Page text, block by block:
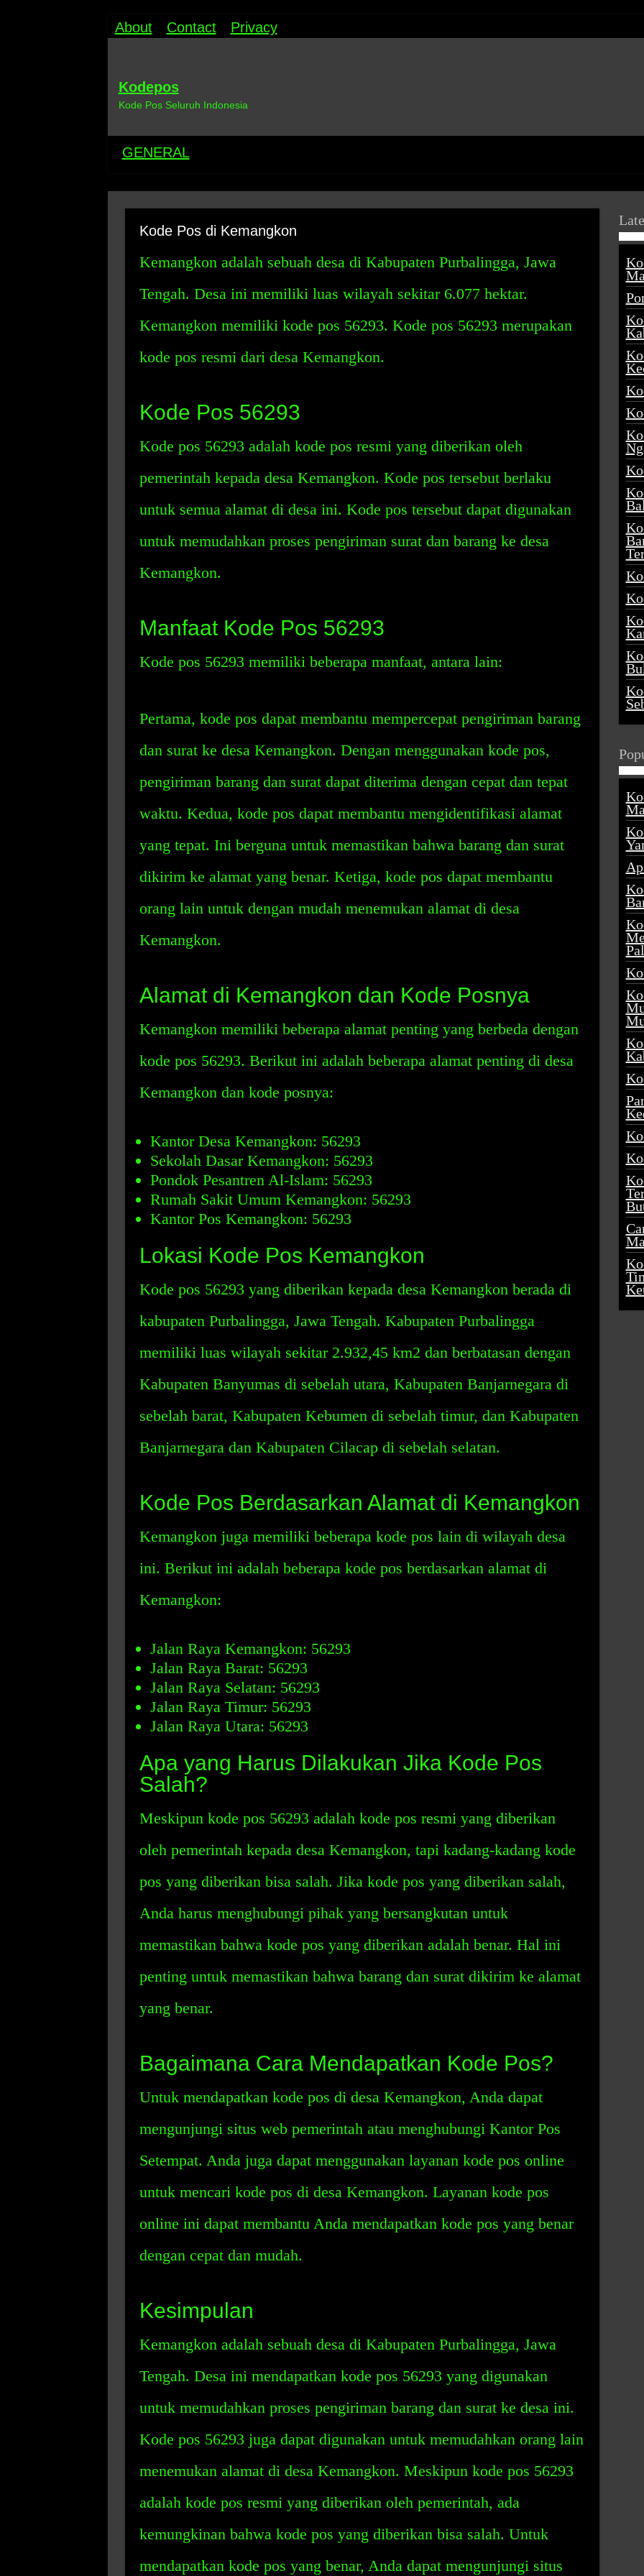
About Contact Privacy
Kodepos
Kode Pos Seluruh Indonesia
GENERAL
Kode Pos di Kemangkon
Kemangkon adalah sebuah desa di Kabupaten Purbalingga, Jawa
Tengah. Desa ini memiliki luas wilayah sekitar 6.077 hektar.
Kemangkon memiliki kode pos 56293. Kode pos 56293 merupakan
kode pos resmi dari desa Kemangkon.
Kode Pos 56293
Kode pos 56293 adalah kode pos resmi yang diberikan oleh
pemerintah kepada desa Kemangkon. Kode pos tersebut berlaku
untuk semua alamat di desa ini. Kode pos tersebut dapat digunakan
untuk memudahkan proses pengiriman surat dan barang ke desa
Kemangkon.
Manfaat Kode Pos 56293
Kode pos 56293 memiliki beberapa manfaat, antara lain:
Pertama, kode pos dapat membantu mempercepat pengiriman barang
dan surat ke desa Kemangkon. Dengan menggunakan kode pos,
pengiriman barang dan surat dapat diterima dengan cepat dan tepat
waktu. Kedua, kode pos dapat membantu mengidentifikasi alamat
yang tepat. Ini berguna untuk memastikan bahwa barang dan surat
dikirim ke alamat yang benar. Ketiga, kode pos dapat membantu
orang lain untuk dengan mudah menemukan alamat di desa
Kemangkon.
Alamat di Kemangkon dan Kode Posnya
Kemangkon memiliki beberapa alamat penting yang berbeda dengan
kode pos 56293. Berikut ini adalah beberapa alamat penting di desa
Kemangkon dan kode posnya:
Kantor Desa Kemangkon: 56293
Sekolah Dasar Kemangkon: 56293
Pondok Pesantren Al-Islam: 56293
Rumah Sakit Umum Kemangkon: 56293
Kantor Pos Kemangkon: 56293
Lokasi Kode Pos Kemangkon
Kode pos 56293 yang diberikan kepada desa Kemangkon berada di
kabupaten Purbalingga, Jawa Tengah. Kabupaten Purbalingga
memiliki luas wilayah sekitar 2.932,45 km2 dan berbatasan dengan
Kabupaten Banyumas di sebelah utara, Kabupaten Banjarnegara di
sebelah barat, Kabupaten Kebumen di sebelah timur, dan Kabupaten
Banjarnegara dan Kabupaten Cilacap di sebelah selatan.
Kode Pos Berdasarkan Alamat di Kemangkon
Kemangkon juga memiliki beberapa kode pos lain di wilayah desa
ini. Berikut ini adalah beberapa kode pos berdasarkan alamat di
Kemangkon:
Jalan Raya Kemangkon: 56293
Jalan Raya Barat: 56293
Jalan Raya Selatan: 56293
Jalan Raya Timur: 56293
Jalan Raya Utara: 56293
Apa yang Harus Dilakukan Jika Kode Pos
Salah?
Meskipun kode pos 56293 adalah kode pos resmi yang diberikan
oleh pemerintah kepada desa Kemangkon, tapi kadang-kadang kode
pos yang diberikan bisa salah. Jika kode pos yang diberikan salah,
Anda harus menghubungi pihak yang bersangkutan untuk
memastikan bahwa kode pos yang diberikan adalah benar. Hal ini
penting untuk memastikan bahwa barang dan surat dikirim ke alamat
yang benar.
Bagaimana Cara Mendapatkan Kode Pos?
Untuk mendapatkan kode pos di desa Kemangkon, Anda dapat
mengunjungi situs web pemerintah atau menghubungi Kantor Pos
Setempat. Anda juga dapat menggunakan layanan kode pos online
untuk mencari kode pos di desa Kemangkon. Layanan kode pos
online ini dapat membantu Anda mendapatkan kode pos yang benar
dengan cepat dan mudah.
Kesimpulan
Kemangkon adalah sebuah desa di Kabupaten Purbalingga, Jawa
Tengah. Desa ini mendapatkan kode pos 56293 yang digunakan
untuk memudahkan proses pengiriman barang dan surat ke desa ini.
Kode pos 56293 juga dapat digunakan untuk memudahkan orang lain
menemukan alamat di desa Kemangkon. Meskipun kode pos 56293
adalah kode pos resmi yang diberikan oleh pemerintah, ada
kemungkinan bahwa kode pos yang diberikan bisa salah. Untuk
mendapatkan kode pos yang benar, Anda dapat mengunjungi situs